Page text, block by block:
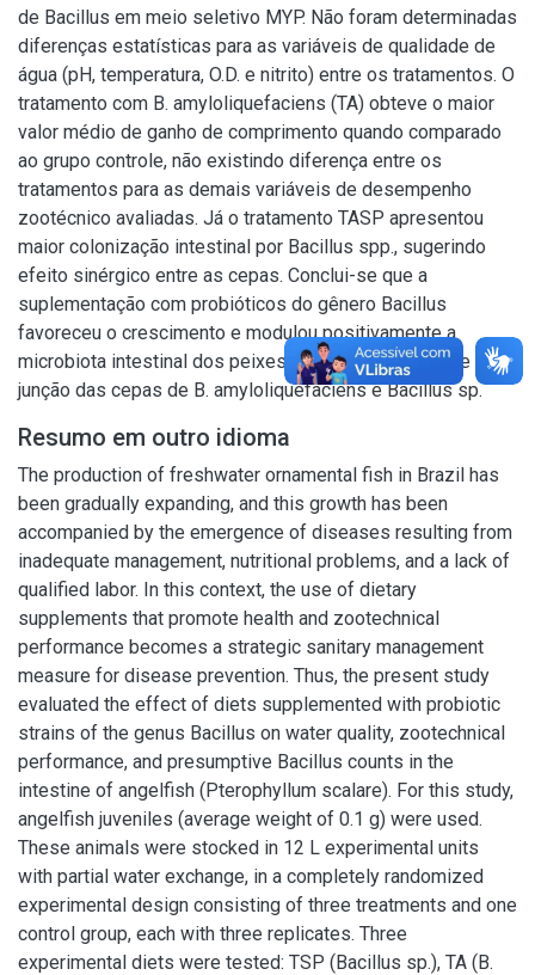
de Bacillus em meio seletivo MYP. Não foram determinadas
diferenças estatísticas para as variáveis de qualidade de
água (pH, temperatura, O.D. e nitrito) entre os tratamentos. O
tratamento com B. amyloliquefaciens (TA) obteve o maior
valor médio de ganho de comprimento quando comparado
ao grupo controle, não existindo diferença entre os
tratamentos para as demais variáveis de desempenho
zootécnico avaliadas. Já o tratamento TASP apresentou
maior colonização intestinal por Bacillus spp., sugerindo
efeito sinérgico entre as cepas. Conclui-se que a
suplementação com probióticos do gênero Bacillus
favoreceu o crescimento e modulou positivamente a
microbiota intestinal dos peixes, sendo mais eficiente a
junção das cepas de B. amyloliquefaciens e Bacillus sp.
Resumo em outro idioma
The production of freshwater ornamental fish in Brazil has
been gradually expanding, and this growth has been
accompanied by the emergence of diseases resulting from
inadequate management, nutritional problems, and a lack of
qualified labor. In this context, the use of dietary
supplements that promote health and zootechnical
performance becomes a strategic sanitary management
measure for disease prevention. Thus, the present study
evaluated the effect of diets supplemented with probiotic
strains of the genus Bacillus on water quality, zootechnical
performance, and presumptive Bacillus counts in the
intestine of angelfish (Pterophyllum scalare). For this study,
angelfish juveniles (average weight of 0.1 g) were used.
These animals were stocked in 12 L experimental units
with partial water exchange, in a completely randomized
experimental design consisting of three treatments and one
control group, each with three replicates. Three
experimental diets were tested: TSP (Bacillus sp.), TA (B.